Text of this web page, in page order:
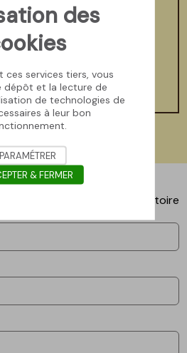
janvier 2026
fiche de renseignements
Télécharger
*champs obligatoire
des
ces services tiers, vous
dépôt et la lecture de
de technologies de
à leur bon
PARAMÉTRER
& FERMER